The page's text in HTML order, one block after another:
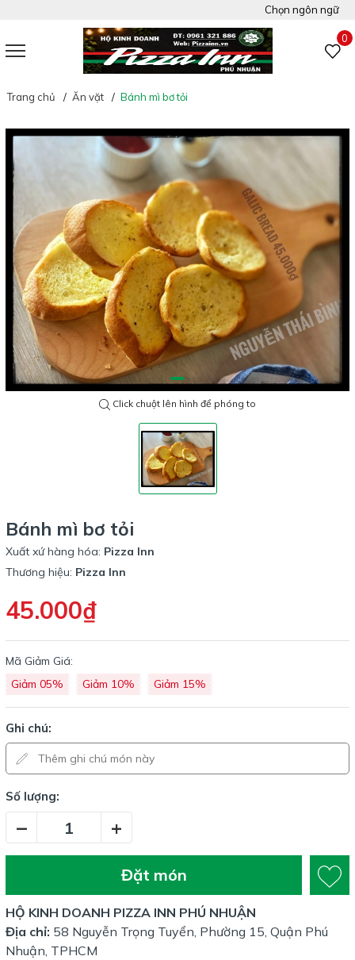
Chọn ngôn ngữ
0
Trang chủ Ăn vặt Bánh mì bơ tỏi
Click chuột lên hình để phóng to
Bánh mì bơ tỏi
Xuất xứ hàng hóa: Pizza Inn
Thương hiệu: Pizza Inn
45.000₫
Mã Giảm Giá:
Giảm 05%
Giảm 10% Giảm 15%
Ghi chú:
Số lượng:
– +
Đặt món
HỘ KINH DOANH PIZZA INN PHÚ NHUẬN
Địa chỉ: 58 Nguyễn Trọng Tuyển, Phường 15, Quận Phú
Nhuận, TPHCM